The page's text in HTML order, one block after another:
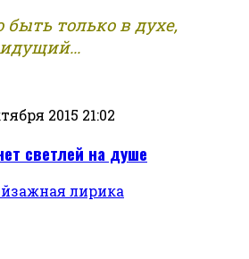
только в духе,
2015 21:02
светлей на душе
лирика